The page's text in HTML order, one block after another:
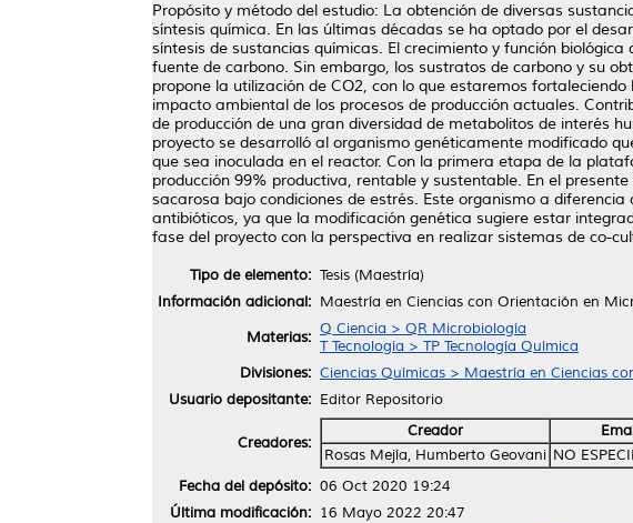
Propósito y método del estudio: La obtención de diversas
síntesis química. En las últimas décadas se ha optado por el
síntesis de sustancias químicas. El crecimiento y función
fuente de carbono. Sin embargo, los sustratos de carbono y su
propone la utilización de CO2, con lo que estaremos
impacto ambiental de los procesos de producción actuales.
de producción de una gran diversidad de metabolitos de interés
proyecto se desarrolló al organismo genéticamente modificado
que sea inoculada en el reactor. Con la primera etapa de la
producción 99% productiva, rentable y sustentable. En el
sacarosa bajo condiciones de estrés. Este organismo a
antibióticos, ya que la modificación genética sugiere estar
fase del proyecto con la perspectiva en realizar sistemas de co-
Tipo de elemento: Tesis (Maestría)
Información adicional: Maestría en Ciencias con Orientación en
Materias: Q Ciencia > QR Microbiología
T Tecnología > TP Tecnología Química
Divisiones: Ciencias Químicas > Maestría en Ciencias
Usuario depositante: Editor Repositorio
Creadores:
Creador
Rosas Mejía, Humberto Geovani NO
Fecha del depósito: 06 Oct 2020 19:24
Última modificación: 16 Mayo 2022 20:47